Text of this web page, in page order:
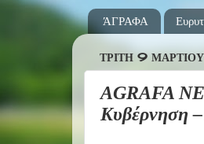
ΆΓΡΑΦΑ
ΤΡΊΤΗ 9
AGRAFA
Κυβέρνηση